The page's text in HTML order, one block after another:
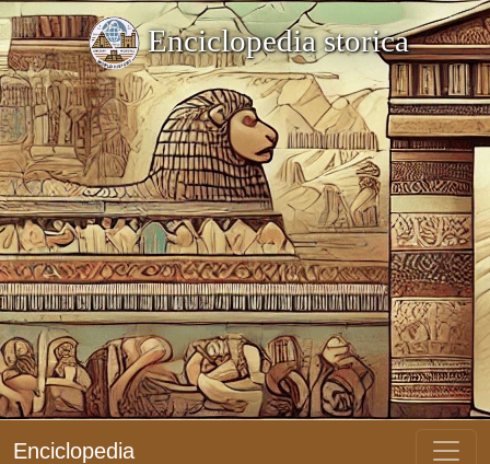
Enciclopedia storica
Enciclopedia